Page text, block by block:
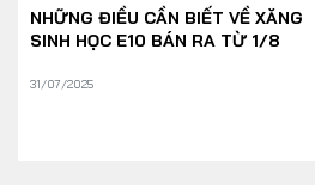
NHỮNG ĐIỀU CẦN BIẾT VỀ XĂNG
SINH HỌC E10 BÁN RA TỪ 1/8
31/07/2025